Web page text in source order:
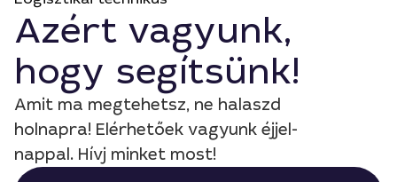
Azért vagyunk,
hogy segítsünk!
Amit ma megtehetsz, ne halaszd
holnapra! Elérhetőek vagyunk éjjel-
nappal. Hívj minket most!